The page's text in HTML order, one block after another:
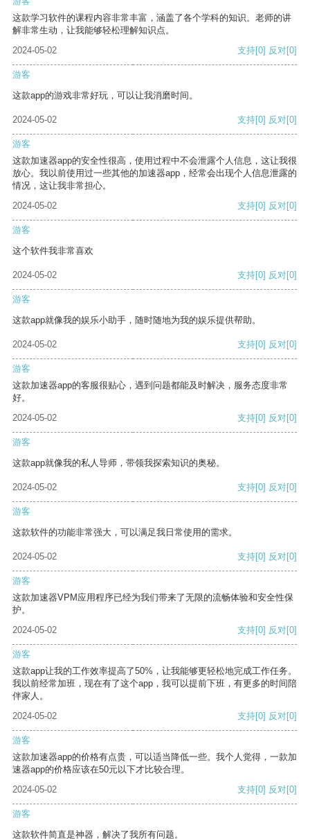
这款学习软件的课程内容非常丰富，涵盖了各个学科的知识。老师的讲
解非常生动，让我能够轻松理解知识点。
2024-05-02
支持[0] 反对[0]
游客
这款app的游戏非常好玩，可以让我消磨时间。
2024-05-02 支持[0] 反对[0]
游客
这款加速器app的安全性很高，使用过程中不会泄露个人信息，这让我很
放心。我以前使用过一些其他的加速器app，经常会出现个人信息泄露的
情况，这让我非常担心。
2024-05-02
支持[0] 反对[0]
游客
这个软件我非常喜欢
2024-05-02 支持[0] 反对[0]
游客
这款app就像我的娱乐小助手，随时随地为我的娱乐提供帮助。
2024-05-02 支持[0] 反对[0]
游客
这款加速器app的客服很贴心，遇到问题都能及时解决，服务态度非常
好。
2024-05-02
支持[0] 反对[0]
游客
这款app就像我的私人导师，带领我探索知识的奥秘。
2024-05-02 支持[0] 反对[0]
游客
这款软件的功能非常强大，可以满足我日常使用的需求。
2024-05-02 支持[0] 反对[0]
游客
这款加速器VPM应用程序已经为我们带来了无限的流畅体验和安全性保
护。
2024-05-02
支持[0] 反对[0]
游客
这款app让我的工作效率提高了50%，让我能够更轻松地完成工作任务。
我以前经常加班，现在有了这个app，我可以提前下班，有更多的时间陪
伴家人。
2024-05-02
支持[0] 反对[0]
游客
这款加速器app的价格有点贵，可以适当降低一些。我个人觉得，一款加
速器app的价格应该在50元以下才比较合理。
2024-05-02
支持[0] 反对[0]
游客
这款软件简直是神器，解决了我所有问题。